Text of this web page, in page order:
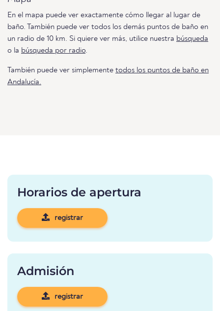
En el mapa puede ver exactamente cómo llegar al lugar de
baño. También puede ver todos los demás puntos de baño en
un radio de 10 km. Si quiere ver más, utilice nuestra búsqueda
o la búsqueda por radio.
También puede ver simplemente todos los puntos de baño en
Andalucía.
Horarios de apertura
registrar
Admisión
registrar